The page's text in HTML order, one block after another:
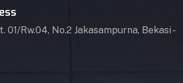
01/Rw.04, No.2 Jakasampurna, Bekasi -